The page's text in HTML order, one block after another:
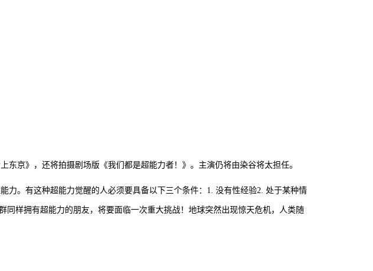
京》，还将拍摄剧场版《我们都是超能力者！》。主演仍将由染谷将太担任。
。有这种超能力觉醒的人必须要具备以下三个条件：1. 没有性经验2. 处于某种情
样拥有超能力的朋友，将要面临一次重大挑战！地球突然出现惊天危机，人类随